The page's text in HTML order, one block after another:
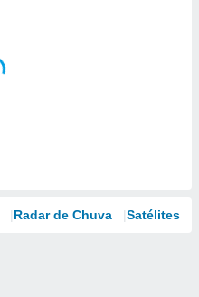
Radar de Chuva Satélites